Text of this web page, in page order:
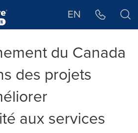
EN
du Canada
des projets
aux services